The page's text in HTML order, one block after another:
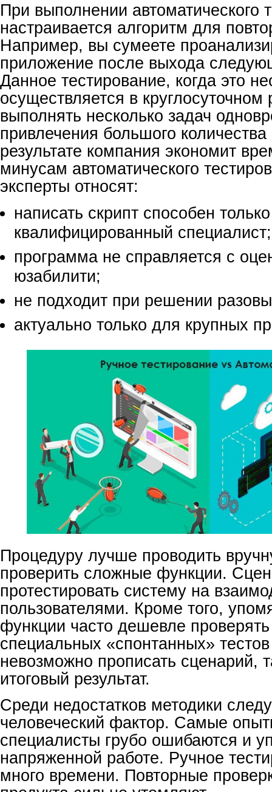
При выполнении автоматического
настраивается алгоритм для
Например, вы сумеете
приложение после выхода
Данное тестирование, когда это
осуществляется в
выполнять несколько задач
привлечения большого
результате компания экономит
минусам автоматического
эксперты относят:
написать скрипт способен только
квалифицированный специалист;
программа не справляется с
юзабилити;
не подходит при решении
актуально только для крупных
Процедуру лучше проводить
проверить сложные функции.
протестировать систему на
пользователями. Кроме того,
функции часто дешевле
специальных «спонтанных» тестов
невозможно прописать сценарий,
итоговый результат.
Среди недостатков методики
человеческий фактор. Самые
специалисты грубо ошибаются и
напряженной работе. Ручное
много времени. Повторные